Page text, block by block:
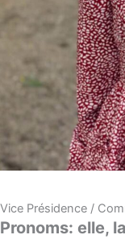
Vice Présidence /
Pronoms: elle, la